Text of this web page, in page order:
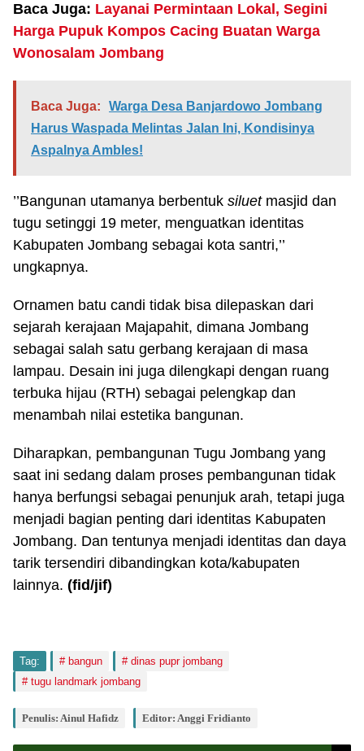
Baca Juga: Layanai Permintaan Lokal, Segini
Harga Pupuk Kompos Cacing Buatan Warga
Wonosalam Jombang
Baca Juga:
Warga Desa Banjardowo Jombang
Harus Waspada Melintas Jalan Ini, Kondisinya
Aspalnya Ambles!
’’Bangunan utamanya berbentuk siluetmasjid dan
tugu setinggi 19 meter, menguatkan identitas
Kabupaten Jombang sebagai kota santri,’’
ungkapnya.
Ornamen batu candi tidak bisa dilepaskan dari
sejarah kerajaan Majapahit, dimana Jombang
sebagai salah satu gerbang kerajaan di masa
lampau. Desain ini juga dilengkapi dengan ruang
terbuka hijau (RTH) sebagai pelengkap dan
menambah nilai estetika bangunan.
Diharapkan, pembangunan Tugu Jombang yang
saat ini sedang dalam proses pembangunan tidak
hanya berfungsi sebagai penunjuk arah, tetapi juga
menjadi bagian penting dari identitas Kabupaten
Jombang. Dan tentunya menjadi identitas dan daya
tarik tersendiri dibandingkan kota/kabupaten
lainnya. (fid/jif)
Tag: bangun
dinas pupr jombang
tugu landmark jombang
Penulis: Ainul Hafidz Editor: Anggi Fridianto